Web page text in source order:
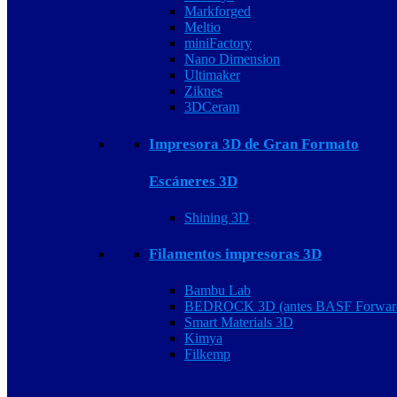
Markforged
Meltio
miniFactory
Nano Dimension
Ultimaker
Ziknes
3DCeram
Impresora 3D de Gran Formato
Escáneres 3D
Shining 3D
Filamentos impresoras 3D
Bambu Lab
BEDROCK 3D (antes BASF
Smart Materials 3D
Kimya
Filkemp